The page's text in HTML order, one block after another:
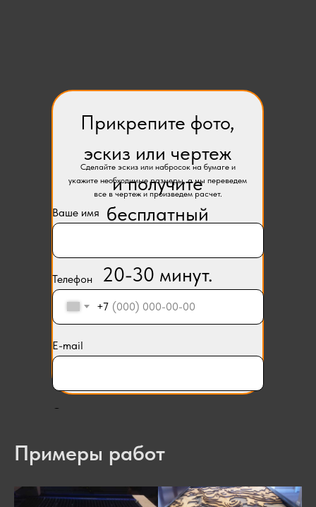
Прикрепите фото,
эскиз или чертеж
и получите
бесплатный
20-30 минут.
Ваше имя
Телефон
+7
E-mail
Описание
Add files
Сделайте эскиз или набросок на бумаге и
укажите необходимые размеры, а мы переведем
все в чертеж и произведем расчет.
Примеры работ